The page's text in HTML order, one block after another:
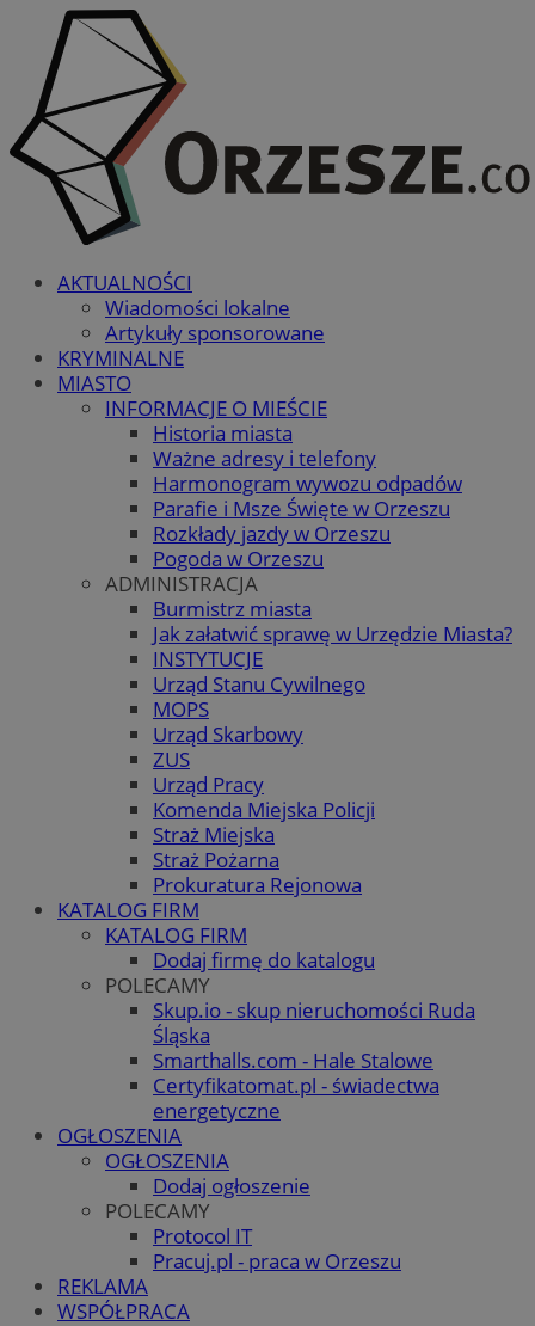
AKTUALNOŚCI
Wiadomości lokalne
Artykuły sponsorowane
KRYMINALNE
MIASTO
INFORMACJE O MIEŚCIE
Historia miasta
Ważne adresy i telefony
Harmonogram wywozu odpadów
Parafie i Msze Święte w Orzeszu
Rozkłady jazdy w Orzeszu
Pogoda w Orzeszu
ADMINISTRACJA
Burmistrz miasta
Jak załatwić sprawę w Urzędzie Miasta?
INSTYTUCJE
Urząd Stanu Cywilnego
MOPS
Urząd Skarbowy
ZUS
Urząd Pracy
Komenda Miejska Policji
Straż Miejska
Straż Pożarna
Prokuratura Rejonowa
KATALOG FIRM
KATALOG FIRM
Dodaj firmę do katalogu
POLECAMY
Skup.io - skup nieruchomości Ruda
Śląska
Smarthalls.com - Hale Stalowe
Certyfikatomat.pl - świadectwa
energetyczne
OGŁOSZENIA
OGŁOSZENIA
Dodaj ogłoszenie
POLECAMY
Protocol IT
Pracuj.pl - praca w Orzeszu
REKLAMA
WSPÓŁPRACA